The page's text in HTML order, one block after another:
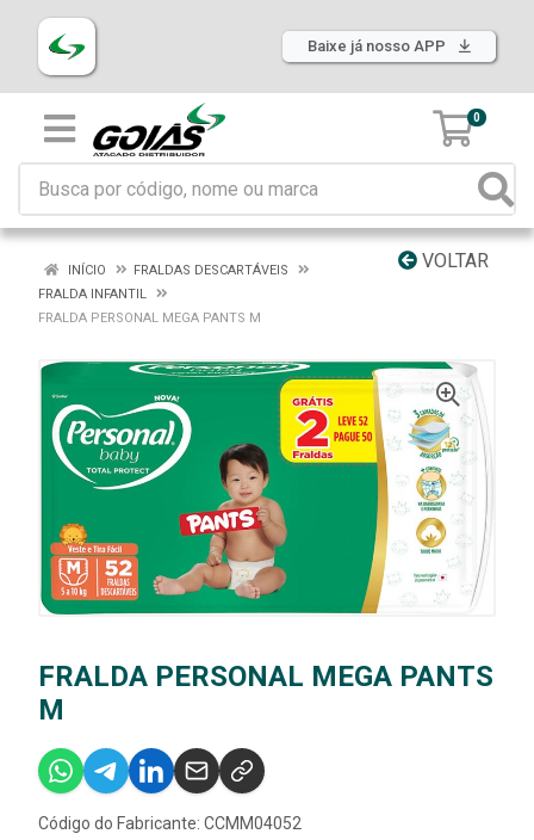
Baixe já nosso APP
0
VOLTAR
INÍCIO
FRALDAS DESCARTÁVEIS
FRALDA INFANTIL
FRALDA PERSONAL MEGA PANTS M
FRALDA PERSONAL MEGA PANTS
M
Código do Fabricante: CCMM04052